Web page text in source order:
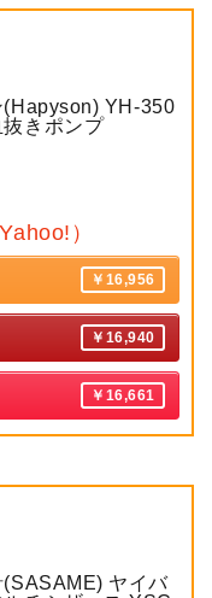
(Hapyson) YH-350
きポンプ
Yahoo!）
￥16,956
￥16,940
￥16,661
(SASAME) ヤイバ